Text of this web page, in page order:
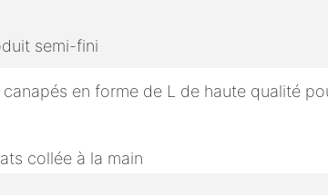
semi-fini
collée à la main